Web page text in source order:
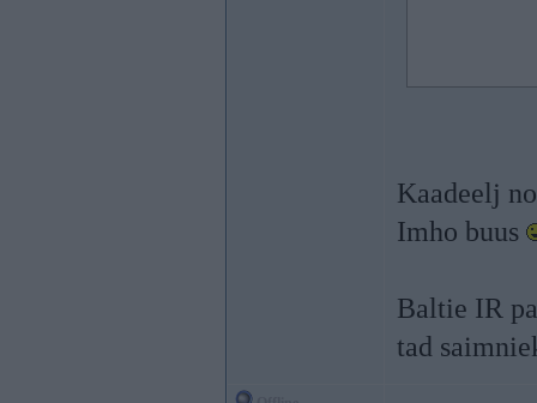
Kaadeelj
Imho buus
Baltie IR
tad